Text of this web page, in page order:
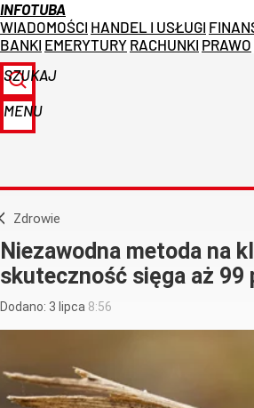
INFOTUBA
WIADOMOŚCI HANDEL I USŁUGI
BANKI EMERYTURY RACHUNKI PRAWO
SZUKAJ
MENU
Zdrowie
Niezawodna metoda na
skuteczność sięga aż 99
Dodano: 3 lipca 8:56